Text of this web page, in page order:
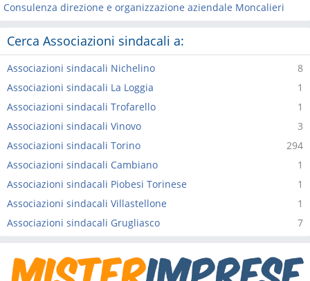
Consulenza direzione e organizzazione aziendale Moncalieri
Cerca Associazioni sindacali a:
8
Associazioni sindacali Nichelino
1
Associazioni sindacali La Loggia
1
Associazioni sindacali Trofarello
3
Associazioni sindacali Vinovo
294
Associazioni sindacali Torino
1
Associazioni sindacali Cambiano
1
Associazioni sindacali Piobesi Torinese
1
Associazioni sindacali Villastellone
7
Associazioni sindacali Grugliasco